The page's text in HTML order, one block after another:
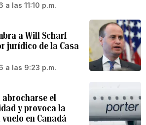
las 11:10 p.m.
a Will Scharf
jurídico de la Casa
a las 9:23 p.m.
abrocharse el
y provoca la
en Canadá